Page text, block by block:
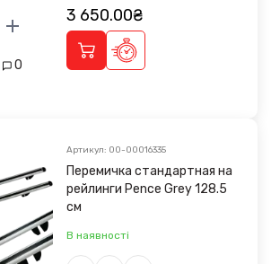
0
3 650.00₴
Артикул: 00-00016335
Перемичка стандартная на
рейлинги Pence Grey 128.5
см
В наявності